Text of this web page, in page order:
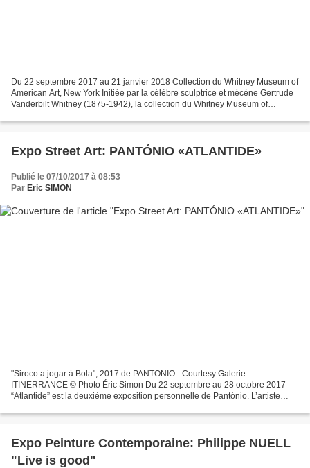
Du 22 septembre 2017 au 21 janvier 2018 Collection du Whitney Museum of
American Art, New York Initiée par la célèbre sculptrice et mécène Gertrude
Vanderbilt Whitney (1875-1942), la collection du Whitney Museum of
Expo Street Art: PANTÓNIO «ATLANTIDE»
Publié le 07/10/2017 à 08:53
Par Eric SIMON
"Siroco a jogar à Bola", 2017 de PANTONIO - Courtesy Galerie
ITINERRANCE © Photo Éric Simon Du 22 septembre au 28 octobre 2017
“Atlantide” est la deuxième exposition personnelle de Pantónio. L’artiste
Expo Peinture Contemporaine: Philippe NUELL
"Live is good"